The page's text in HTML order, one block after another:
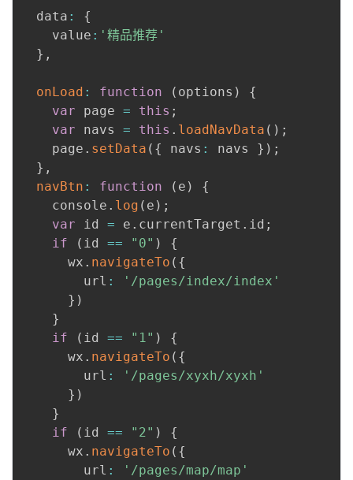
  data
:
{
    value
: '精品推荐'
} ,
onLoad : function ( options )
{
var page = this ;
var navs = this . loadNavData ( ) ;
    page
. setData ( { navs : navs } ) ;
} ,
navBtn : function ( e )
{
    console
. log ( e ) ;
var id = e . currentTarget . id ;
if
( id == "0" )
{
      wx
. navigateTo ( {
        url
:
'/pages/index/index'
} )
}
if
( id == "1" )
{
      wx
. navigateTo ( {
        url
:
'/pages/xyxh/xyxh'
} )
}
if
( id == "2" )
{
      wx
. navigateTo ( {
        url
:
'/pages/map/map'